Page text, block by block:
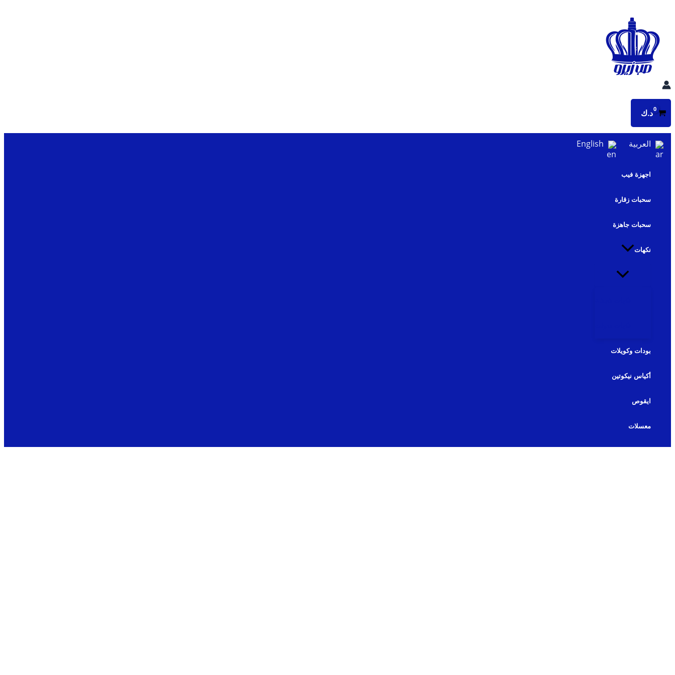
المحتوى
د.ك
العربية English
اجهزة فيب
سحبات زقارة
سحبات جاهزة
نكهات
بودات وكويلات
أكياس نيكوتين
ايقوص
معسلات